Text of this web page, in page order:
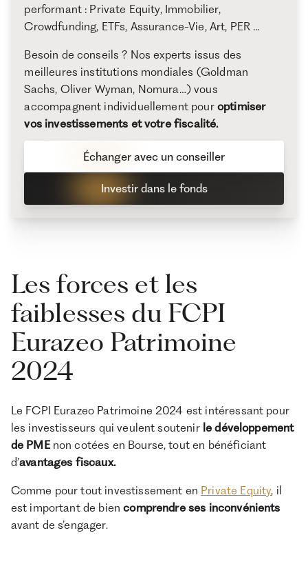
performant : Private Equity, Immobilier,
Crowdfunding, ETFs, Assurance-Vie, Art, PER …
Besoin de conseils ? Nos experts issus des
meilleures institutions mondiales (Goldman
Sachs, Oliver Wyman, Nomura…) vous
accompagnent individuellement pour optimiser
vos investissements et votre fiscalité.
Investir dans le fonds
Échanger avec un conseiller
Les forces et les
faiblesses du FCPI
Eurazeo Patrimoine
2024
Le FCPI Eurazeo Patrimoine 2024 est intéressant pour
les investisseurs qui veulent soutenir le développement
de PME non cotées en Bourse, tout en bénéficiant
d’avantages fiscaux.
Comme pour tout investissement en Private Equity, il
est important de bien comprendre ses inconvénients
avant de s’engager.